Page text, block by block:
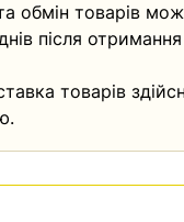
обмін товарів
після
товарів